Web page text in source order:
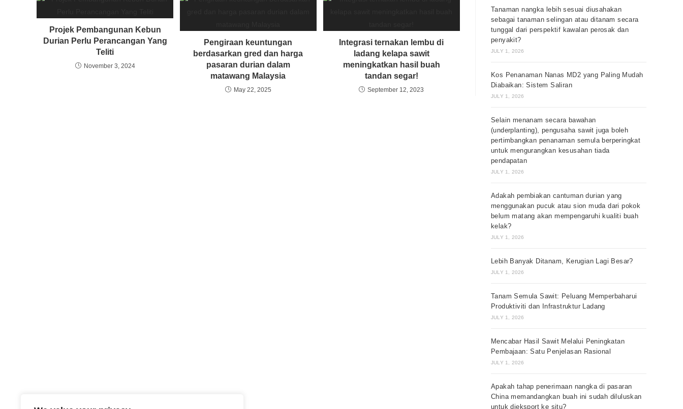
Projek Pembangunan Kebun
Durian Perlu Perancangan Yang
Teliti
November 3, 2024
Pengiraan keuntungan
berdasarkan gred dan harga
pasaran durian dalam
matawang Malaysia
May 22, 2025
Integrasi ternakan lembu di
ladang kelapa sawit
meningkatkan hasil buah
tandan segar!
September 12, 2023
Tanaman nangka lebih sesuai diusahakan
sebagai tanaman selingan atau ditanam secara
tunggal dari perspektif kawalan perosak dan
penyakit?
JULY 1, 2026
Kos Penanaman Nanas MD2 yang Paling Mudah
Diabaikan: Sistem Saliran
JULY 1, 2026
Selain menanam secara bawahan
(underplanting), pengusaha sawit juga boleh
pertimbangkan penanaman semula berperingkat
untuk mengurangkan kesusahan tiada
pendapatan
JULY 1, 2026
Adakah pembiakan cantuman durian yang
menggunakan pucuk atau sion muda dari pokok
belum matang akan mempengaruhi kualiti buah
kelak?
JULY 1, 2026
Lebih Banyak Ditanam, Kerugian Lagi Besar?
JULY 1, 2026
Tanam Semula Sawit: Peluang Memperbaharui
Produktiviti dan Infrastruktur Ladang
JULY 1, 2026
Mencabar Hasil Sawit Melalui Peningkatan
Pembajaan: Satu Penjelasan Rasional
JULY 1, 2026
Apakah tahap penerimaan nangka di pasaran
China memandangkan buah ini sudah diluluskan
untuk dieksport ke situ?